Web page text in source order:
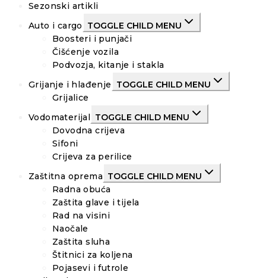
Sezonski artikli
Auto i cargo
TOGGLE CHILD MENU
Boosteri i punjači
Čišćenje vozila
Podvozja, kitanje i stakla
Grijanje i hlađenje
TOGGLE CHILD MENU
Grijalice
Vodomaterijal
TOGGLE CHILD MENU
Dovodna crijeva
Sifoni
Crijeva za perilice
Zaštitna oprema TOGGLE CHILD MENU
Radna obuća
Zaštita glave i tijela
Rad na visini
Naočale
Zaštita sluha
Štitnici za koljena
Pojasevi i futrole